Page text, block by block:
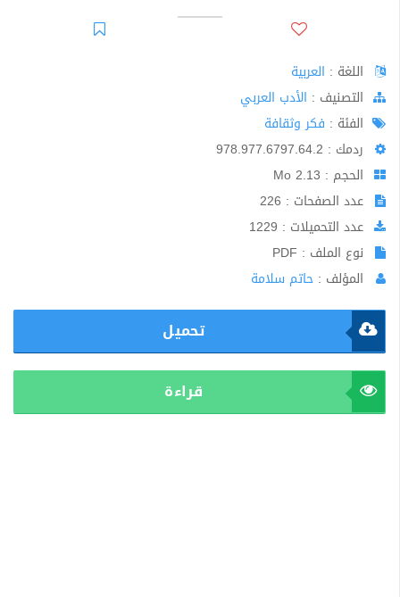
اللغة : العربية
اﻟﺘﺼﻨﻴﻒ : الأدب العربي
الفئة : فكر وثقافة
ردمك : 978.977.6797.64.2
الحجم : 2.13 Mo
عدد الصفحات : 226
عدد التحميلات : 1229
نوع الملف : PDF
المؤلف : حاتم سلامة
تحميل
قراءة